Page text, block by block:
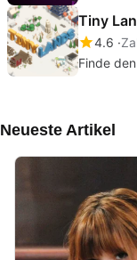
Tiny
4.6
Finde
Neueste Artikel